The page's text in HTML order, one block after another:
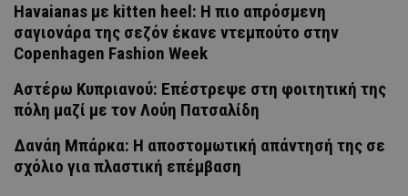
Havaianas με kitten heel: Η πιο απρόσμενη
σαγιονάρα της σεζόν έκανε ντεμπούτο στην
Copenhagen Fashion Week
Αστέρω Κυπριανού: Επέστρεψε στη φοιτητική της
πόλη μαζί με τον Λούη Πατσαλίδη
Δανάη Μπάρκα: Η αποστομωτική απάντησή της σε
σχόλιο για πλαστική επέμβαση